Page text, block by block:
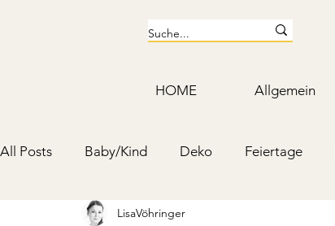
HOME Allgemein
All Posts Baby/Kind Deko Feiertage
Kosmetik & Putzmittel
LisaVöhringer